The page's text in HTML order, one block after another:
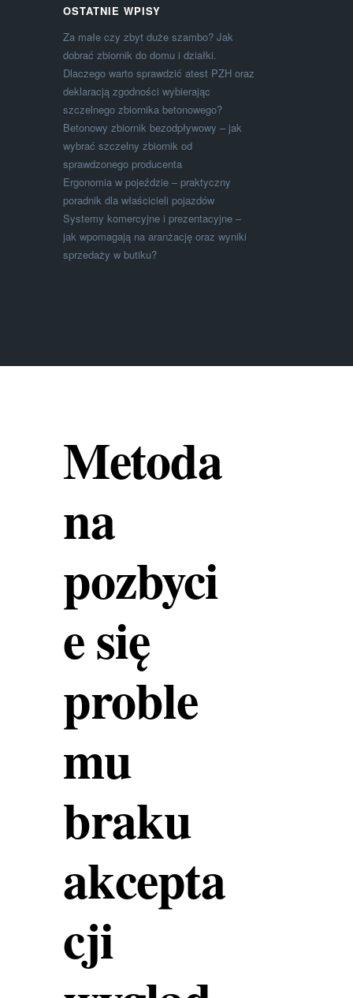
OSTATNIE WPISY
Za małe czy zbyt duże szambo? Jak
dobrać zbiornik do domu i działki.
Dlaczego warto sprawdzić atest PZH oraz
deklaracją zgodności wybierając
szczelnego zbiornika betonowego?
Betonowy zbiornik bezodpływowy – jak
wybrać szczelny zbiornik od
sprawdzonego producenta
Ergonomia w pojeździe – praktyczny
poradnik dla właścicieli pojazdów
Systemy komercyjne i prezentacyjne –
jak wpomagają na aranżację oraz wyniki
sprzedaży w butiku?
Metoda
na
pozbyci
e się
proble
mu
braku
akcepta
cji